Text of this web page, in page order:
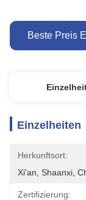
Beste Preis
Einzelheiten
Herkunftsort:
Xi'an, Shaanxi,
Zertifizierung: